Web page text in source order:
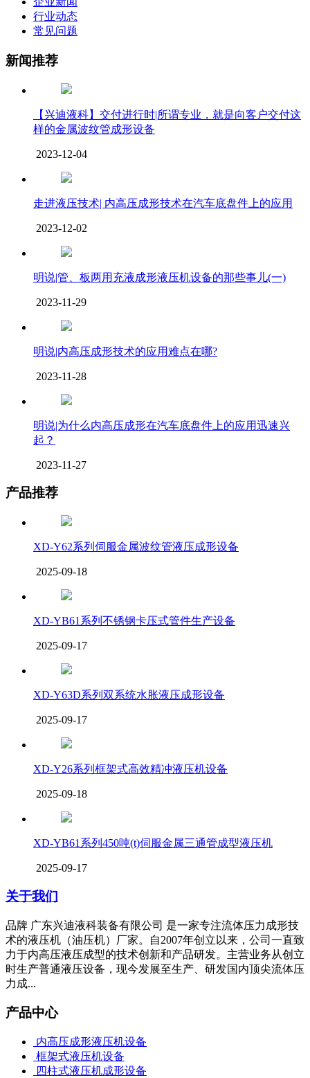
行业动态
常见问题
新闻推荐
【兴迪液科】交付进行时|所谓专业，就是向客户交付这
样的金属波纹管成形设备
2023-12-04
走进液压技术| 内高压成形技术在汽车底盘件上的应用
2023-12-02
明说|管、板两用充液成形液压机设备的那些事儿(一)
2023-11-29
明说|内高压成形技术的应用难点在哪?
2023-11-28
明说|为什么内高压成形在汽车底盘件上的应用迅速兴
起？
2023-11-27
产品推荐
XD-Y62系列伺服金属波纹管液压成形设备
2025-09-18
XD-YB61系列不锈钢卡压式管件生产设备
2025-09-17
XD-Y63D系列双系统水胀液压成形设备
2025-09-17
XD-Y26系列框架式高效精冲液压机设备
2025-09-18
XD-YB61系列450吨(t)伺服金属三通管成型液压机
2025-09-17
关于我们
品牌 广东兴迪液科装备有限公司 是一家专注流体压力成形技
术的液压机（油压机）厂家。自2007年创立以来，公司一直致
力于内高压液压成型的技术创新和产品研发。主营业务从创立
时生产普通液压设备，现今发展至生产、研发国内顶尖流体压
力成...
产品中心
内高压成形液压机设备
框架式液压机设备
四柱式液压机成形设备